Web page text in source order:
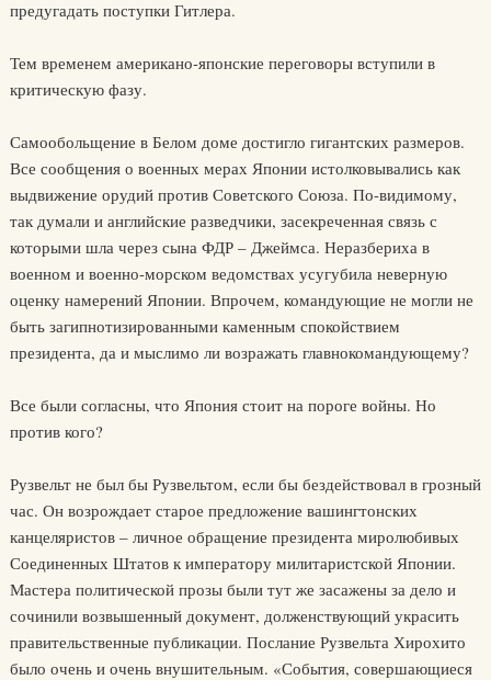
предугадать поступки Гитлера.
Тем временем американо-японские переговоры вступили в
критическую фазу.
Самообольщение в Белом доме достигло гигантских размеров.
Все сообщения о военных мерах Японии истолковывались как
выдвижение орудий против Советского Союза. По-видимому,
так думали и английские разведчики, засекреченная связь с
которыми шла через сына ФДР – Джеймса. Неразбериха в
военном и военно-морском ведомствах усугубила неверную
оценку намерений Японии. Впрочем, командующие не могли не
быть загипнотизированными каменным спокойствием
президента, да и мыслимо ли возражать главнокомандующему?
Все были согласны, что Япония стоит на пороге войны. Но
против кого?
Рузвельт не был бы Рузвельтом, если бы бездействовал в грозный
час. Он возрождает старое предложение вашингтонских
канцеляристов – личное обращение президента миролюбивых
Соединенных Штатов к императору милитаристской Японии.
Мастера политической прозы были тут же засажены за дело и
сочинили возвышенный документ, долженствующий украсить
правительственные публикации. Послание Рузвельта Хирохито
было очень и очень внушительным. «События, совершающиеся